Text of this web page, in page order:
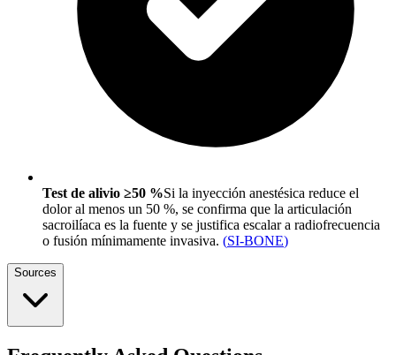
Test de alivio ≥50 %Si la inyección anestésica reduce el
dolor al menos un 50 %, se confirma que la articulación
sacroilíaca es la fuente y se justifica escalar a radiofrecuencia
o fusión mínimamente invasiva. (SI-BONE)
Sources